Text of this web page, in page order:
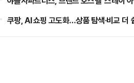
쿠팡, AI 쇼핑 고도화…상품 탐색·비교 더